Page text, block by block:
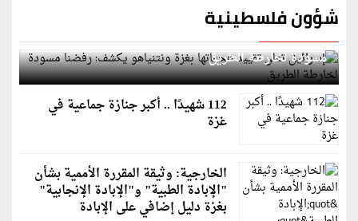
شؤون فلسطينية
إسرائيل تعلن تقييد هجماتها بغزة ونتنياهو يكشف: رفضنا
مسودة لخارطة الطريق
112 شهيدًا .. أكبر جنازة جماعية في
غزة
الخارجية: وثيقة المقررة الأممية بشأن
"الإبادة الطبية" و"الإبادة الإنجابية"
بغزة دليل إضافي على الإبادة